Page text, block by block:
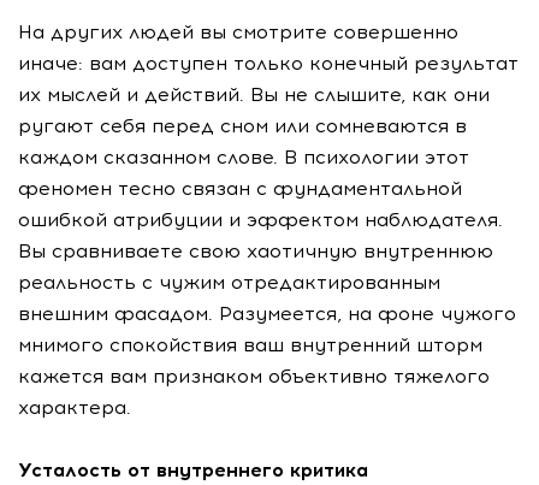
На других людей вы смотрите совершенно
иначе: вам доступен только конечный результат
их мыслей и действий. Вы не слышите, как они
ругают себя перед сном или сомневаются в
каждом сказанном слове. В психологии этот
феномен тесно связан с фундаментальной
ошибкой атрибуции и эффектом наблюдателя.
Вы сравниваете свою хаотичную внутреннюю
реальность с чужим отредактированным
внешним фасадом. Разумеется, на фоне чужого
мнимого спокойствия ваш внутренний шторм
кажется вам признаком объективно тяжелого
характера.
Усталость от внутреннего критика